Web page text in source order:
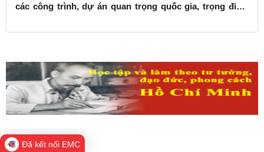
các công trình, dự án quan trọng quốc gia, trọng điểm
Đã kết nối EMC